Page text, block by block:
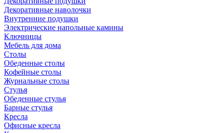
Декоративные наволочки
Внутренние подушки
Электрические напольные камины
Ключницы
Мебель для дома
Столы
Обеденные столы
Кофейные столы
Журнальные столы
Стулья
Обеденные стулья
Барные стулья
Кресла
Офисные кресла